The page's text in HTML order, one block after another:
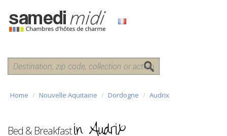
Home Nouvelle Aquitaine Dordogne Audrix
Bed & Breakfastin Audrix